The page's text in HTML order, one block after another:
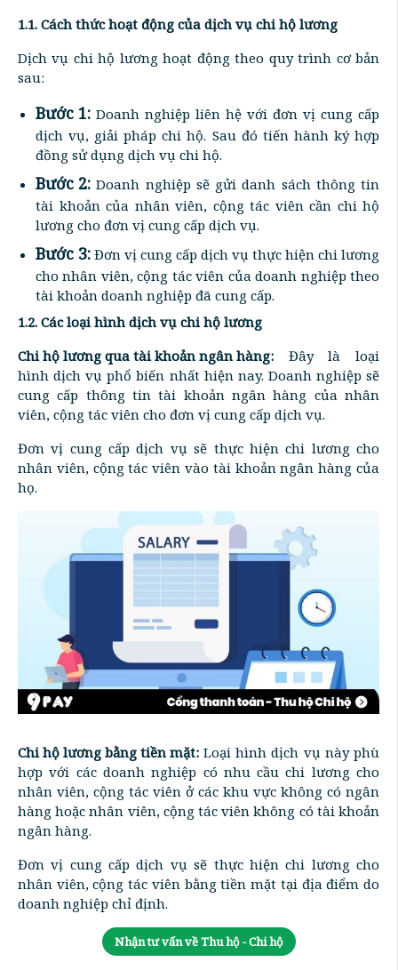
1.1. Cách thức hoạt động của dịch vụ chi hộ lương
Dịch vụ chi hộ lương hoạt động theo quy trình cơ bản
sau:
Bước 1: Doanh nghiệp liên hệ với đơn vị cung cấp
dịch vụ, giải pháp chi hộ. Sau đó tiến hành ký hợp
đồng sử dụng dịch vụ chi hộ.
Bước 2: Doanh nghiệp sẽ gửi danh sách thông tin
tài khoản của nhân viên, cộng tác viên cần chi hộ
lương cho đơn vị cung cấp dịch vụ.
Bước 3: Đơn vị cung cấp dịch vụ thực hiện chi lương
cho nhân viên, cộng tác viên của doanh nghiệp theo
tài khoản doanh nghiệp đã cung cấp.
1.2. Các loại hình dịch vụ chi hộ lương
Chi hộ lương qua tài khoản ngân hàng: Đây là loại
hình dịch vụ phổ biến nhất hiện nay. Doanh nghiệp sẽ
cung cấp thông tin tài khoản ngân hàng của nhân
viên, cộng tác viên cho đơn vị cung cấp dịch vụ.
Đơn vị cung cấp dịch vụ sẽ thực hiện chi lương cho
nhân viên, cộng tác viên vào tài khoản ngân hàng của
họ.
Chi hộ lương bằng tiền mặt: Loại hình dịch vụ này phù
hợp với các doanh nghiệp có nhu cầu chi lương cho
nhân viên, cộng tác viên ở các khu vực không có ngân
hàng hoặc nhân viên, cộng tác viên không có tài khoản
ngân hàng.
Đơn vị cung cấp dịch vụ sẽ thực hiện chi lương cho
nhân viên, cộng tác viên bằng tiền mặt tại địa điểm do
doanh nghiệp chỉ định.
Nhận tư vấn về Thu hộ - Chi hộ